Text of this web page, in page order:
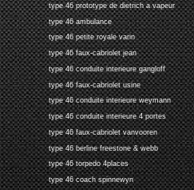
type 46 prototype de dietrich a vapeur
type 46 ambulance
type 46 petite royale varin
type 46 faux-cabriolet jean
type 46 conduite interieure gangloff
type 46 faux-cabriolet usine
type 46 conduite interieure weymann
type 46 conduite interieure 4 portes
type 46 faux-cabriolet vanvooren
type 46 berline freestone & webb
type 46 torpedo 4places
type 46 coach spinnewyn